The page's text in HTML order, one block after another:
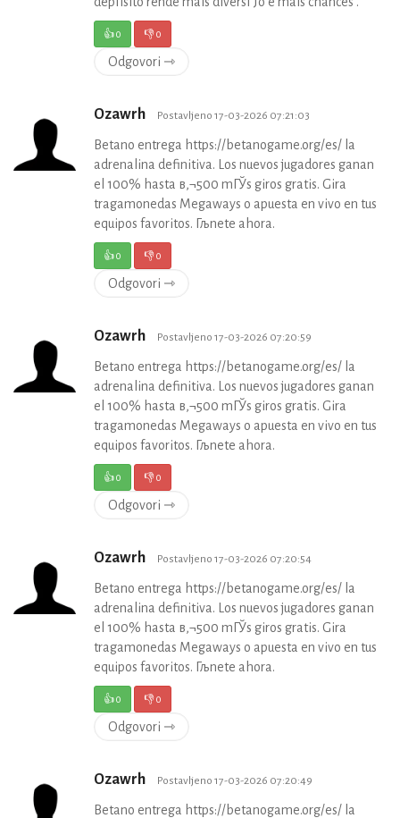
👍0 👎0
Odgovori ⇾
Ozawrh Postavljeno 17-03-2026 07:21:03
Betano entrega https://betanogame.org/es/ la
adrenalina definitiva. Los nuevos jugadores ganan
el 100% hasta в‚¬500 mГЎs giros gratis. Gira
tragamonedas Megaways o apuesta en vivo en tus
equipos favoritos. Гљnete ahora.
👍0 👎0
Odgovori ⇾
Ozawrh Postavljeno 17-03-2026 07:20:59
Betano entrega https://betanogame.org/es/ la
adrenalina definitiva. Los nuevos jugadores ganan
el 100% hasta в‚¬500 mГЎs giros gratis. Gira
tragamonedas Megaways o apuesta en vivo en tus
equipos favoritos. Гљnete ahora.
👍0 👎0
Odgovori ⇾
Ozawrh Postavljeno 17-03-2026 07:20:54
Betano entrega https://betanogame.org/es/ la
adrenalina definitiva. Los nuevos jugadores ganan
el 100% hasta в‚¬500 mГЎs giros gratis. Gira
tragamonedas Megaways o apuesta en vivo en tus
equipos favoritos. Гљnete ahora.
👍0 👎0
Odgovori ⇾
Ozawrh Postavljeno 17-03-2026 07:20:49
Betano entrega https://betanogame.org/es/ la